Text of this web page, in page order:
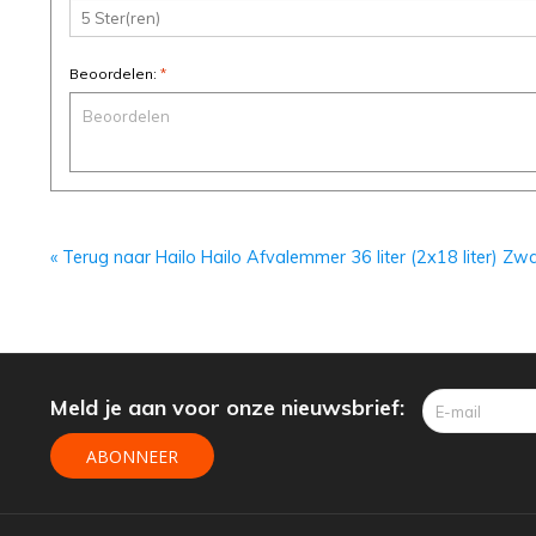
Afvalemmers
Verlichting
Badkamer
Beoordelen: *
« Terug naar Hailo Hailo Afvalemmer 36 liter (2x18 liter)
Meld je aan voor onze nieuwsbrief:
ABONNEER